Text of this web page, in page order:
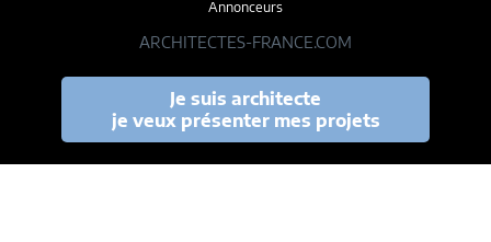
Annonceurs
ARCHITECTES-FRANCE.COM
Je suis architecte
je veux présenter mes projets